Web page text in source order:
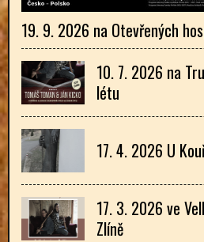
19. 9. 2026 na Otevřených
10. 7. 2026 na
létu
17. 4. 2026 U
17. 3. 2026 ve
Zlíně